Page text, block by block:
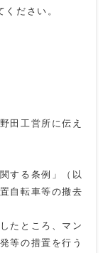
ださい。
田工営所に伝え
する条例」（以
自転車等の撤去
たところ、マン
等の措置を行う